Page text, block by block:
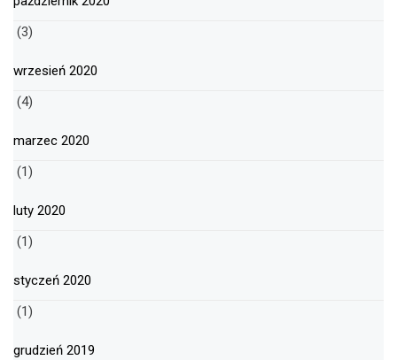
(3)
wrzesień 2020
(4)
marzec 2020
(1)
luty 2020
(1)
styczeń 2020
(1)
grudzień 2019